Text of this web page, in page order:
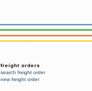
freight orders
search freight order
new freight order